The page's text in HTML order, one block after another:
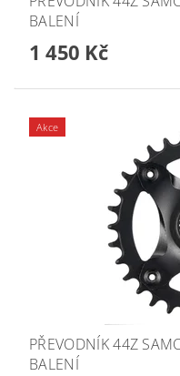
BALENÍ
1 450 Kč
Akce
PŘEVODNÍK 44Z
BALENÍ